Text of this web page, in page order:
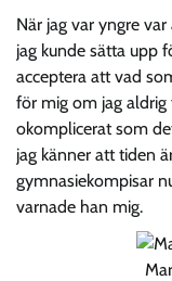
När jag var yngre
jag kunde sätta upp
acceptera att vad
för mig om jag
okomplicerat som
jag känner att tiden
gymnasiekompisar
varnade han mig.